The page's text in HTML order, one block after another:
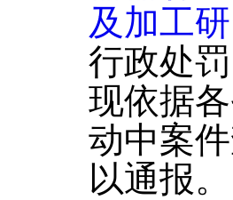
及加工
行政处
现依据
动中案
以通报。